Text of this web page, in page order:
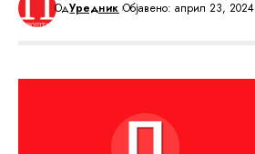
ОдУредник Објавено: април 23, 2024